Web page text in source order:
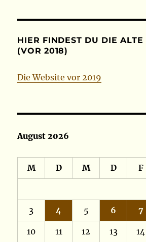
HIER FINDEST DU DIE ALTE
(VOR 2018)
Die Website vor 2019
August 2026
M D M D F
3 4 5 6 7
10 11 12 13 14